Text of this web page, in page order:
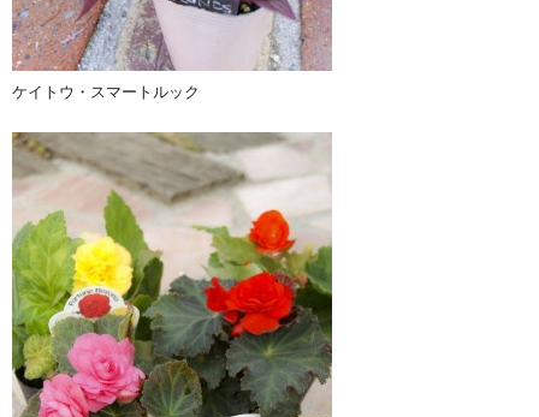
ケイトウ・スマートルック